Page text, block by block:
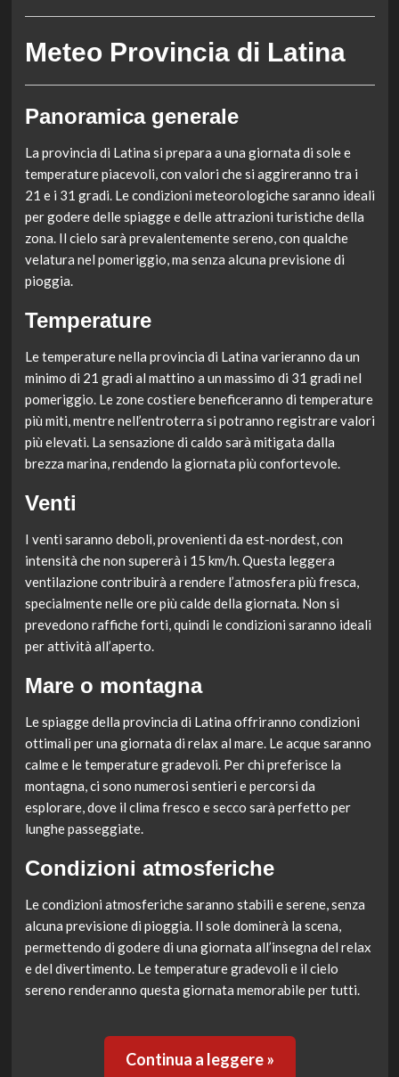
Meteo Provincia di Latina
Panoramica generale
La provincia di Latina si prepara a una giornata di sole e
temperature piacevoli, con valori che si aggireranno tra i
21 e i 31 gradi. Le condizioni meteorologiche saranno ideali
per godere delle spiagge e delle attrazioni turistiche della
zona. Il cielo sarà prevalentemente sereno, con qualche
velatura nel pomeriggio, ma senza alcuna previsione di
pioggia.
Temperature
Le temperature nella provincia di Latina varieranno da un
minimo di 21 gradi al mattino a un massimo di 31 gradi nel
pomeriggio. Le zone costiere beneficeranno di temperature
più miti, mentre nell’entroterra si potranno registrare valori
più elevati. La sensazione di caldo sarà mitigata dalla
brezza marina, rendendo la giornata più confortevole.
Venti
I venti saranno deboli, provenienti da est-nordest, con
intensità che non supererà i 15 km/h. Questa leggera
ventilazione contribuirà a rendere l’atmosfera più fresca,
specialmente nelle ore più calde della giornata. Non si
prevedono raffiche forti, quindi le condizioni saranno ideali
per attività all’aperto.
Mare o montagna
Le spiagge della provincia di Latina offriranno condizioni
ottimali per una giornata di relax al mare. Le acque saranno
calme e le temperature gradevoli. Per chi preferisce la
montagna, ci sono numerosi sentieri e percorsi da
esplorare, dove il clima fresco e secco sarà perfetto per
lunghe passeggiate.
Condizioni atmosferiche
Le condizioni atmosferiche saranno stabili e serene, senza
alcuna previsione di pioggia. Il sole dominerà la scena,
permettendo di godere di una giornata all’insegna del relax
e del divertimento. Le temperature gradevoli e il cielo
sereno renderanno questa giornata memorabile per tutti.
Continua a leggere »